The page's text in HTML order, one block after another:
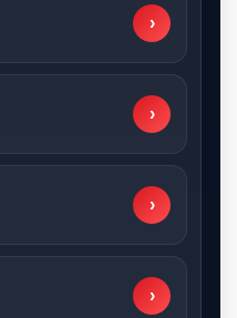
›
›
›
›